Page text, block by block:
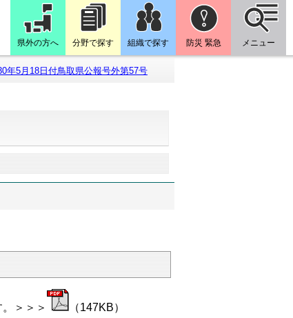
県外の方へ 分野で探す 組織で探す 防災 緊急 メニュー
年5月18日付鳥取県公報号外第57号
＞＞＞ （147KB）